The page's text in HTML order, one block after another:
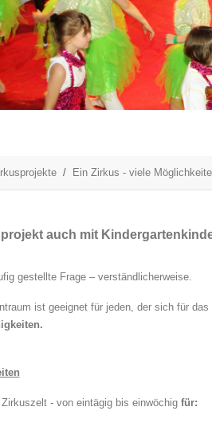
Ein Zirkus - viele
auch mit
gestellte Frage – verständlicherweise.
ist geeignet für jeden, der sich für
- von eintägig bis einwöchig für: